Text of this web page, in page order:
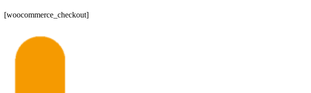
[woocommerce_checkout]